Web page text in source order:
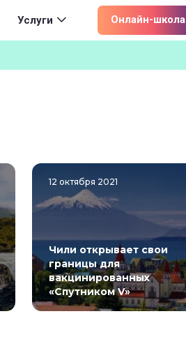
Услуги Онлайн-школа
12 октября 2021
Чили открывает свои
границы для
вакцинированных
«Спутником V»